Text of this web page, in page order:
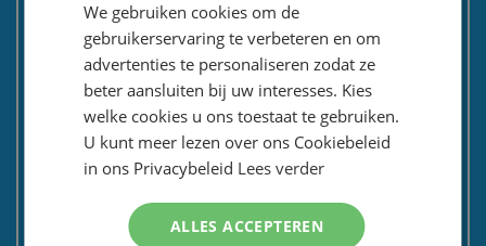
Tevredenheidsgarantie
Kadoservice
Bedrijven / zakelijk
Meest gestelde vragen
We gebruiken cookies om de
gebruikerservaring te verbeteren en om
advertenties te personaliseren zodat ze
beter aansluiten bij uw interesses. Kies
welke cookies u ons toestaat te gebruiken.
U kunt meer lezen over ons Cookiebeleid
in ons Privacybeleid Lees verder
ALLES ACCEPTEREN